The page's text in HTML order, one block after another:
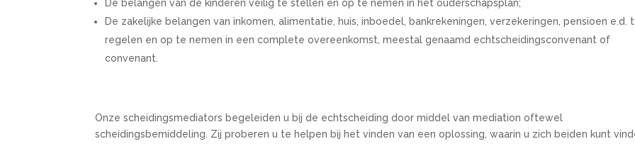
De belangen van de kinderen veilig te stellen en op te nemen in het ouderschapsplan;
De zakelijke belangen van inkomen, alimentatie, huis, inboedel, bankrekeningen, verzekeringen, pensioen e.d.
regelen en op te nemen in een complete overeenkomst, meestal genaamd echtscheidingsconvenant of
convenant.
Onze scheidingsmediators begeleiden u bij de echtscheiding door middel van mediation oftewel
scheidingsbemiddeling. Zij proberen u te helpen bij het vinden van een oplossing, waarin u zich beiden kunt